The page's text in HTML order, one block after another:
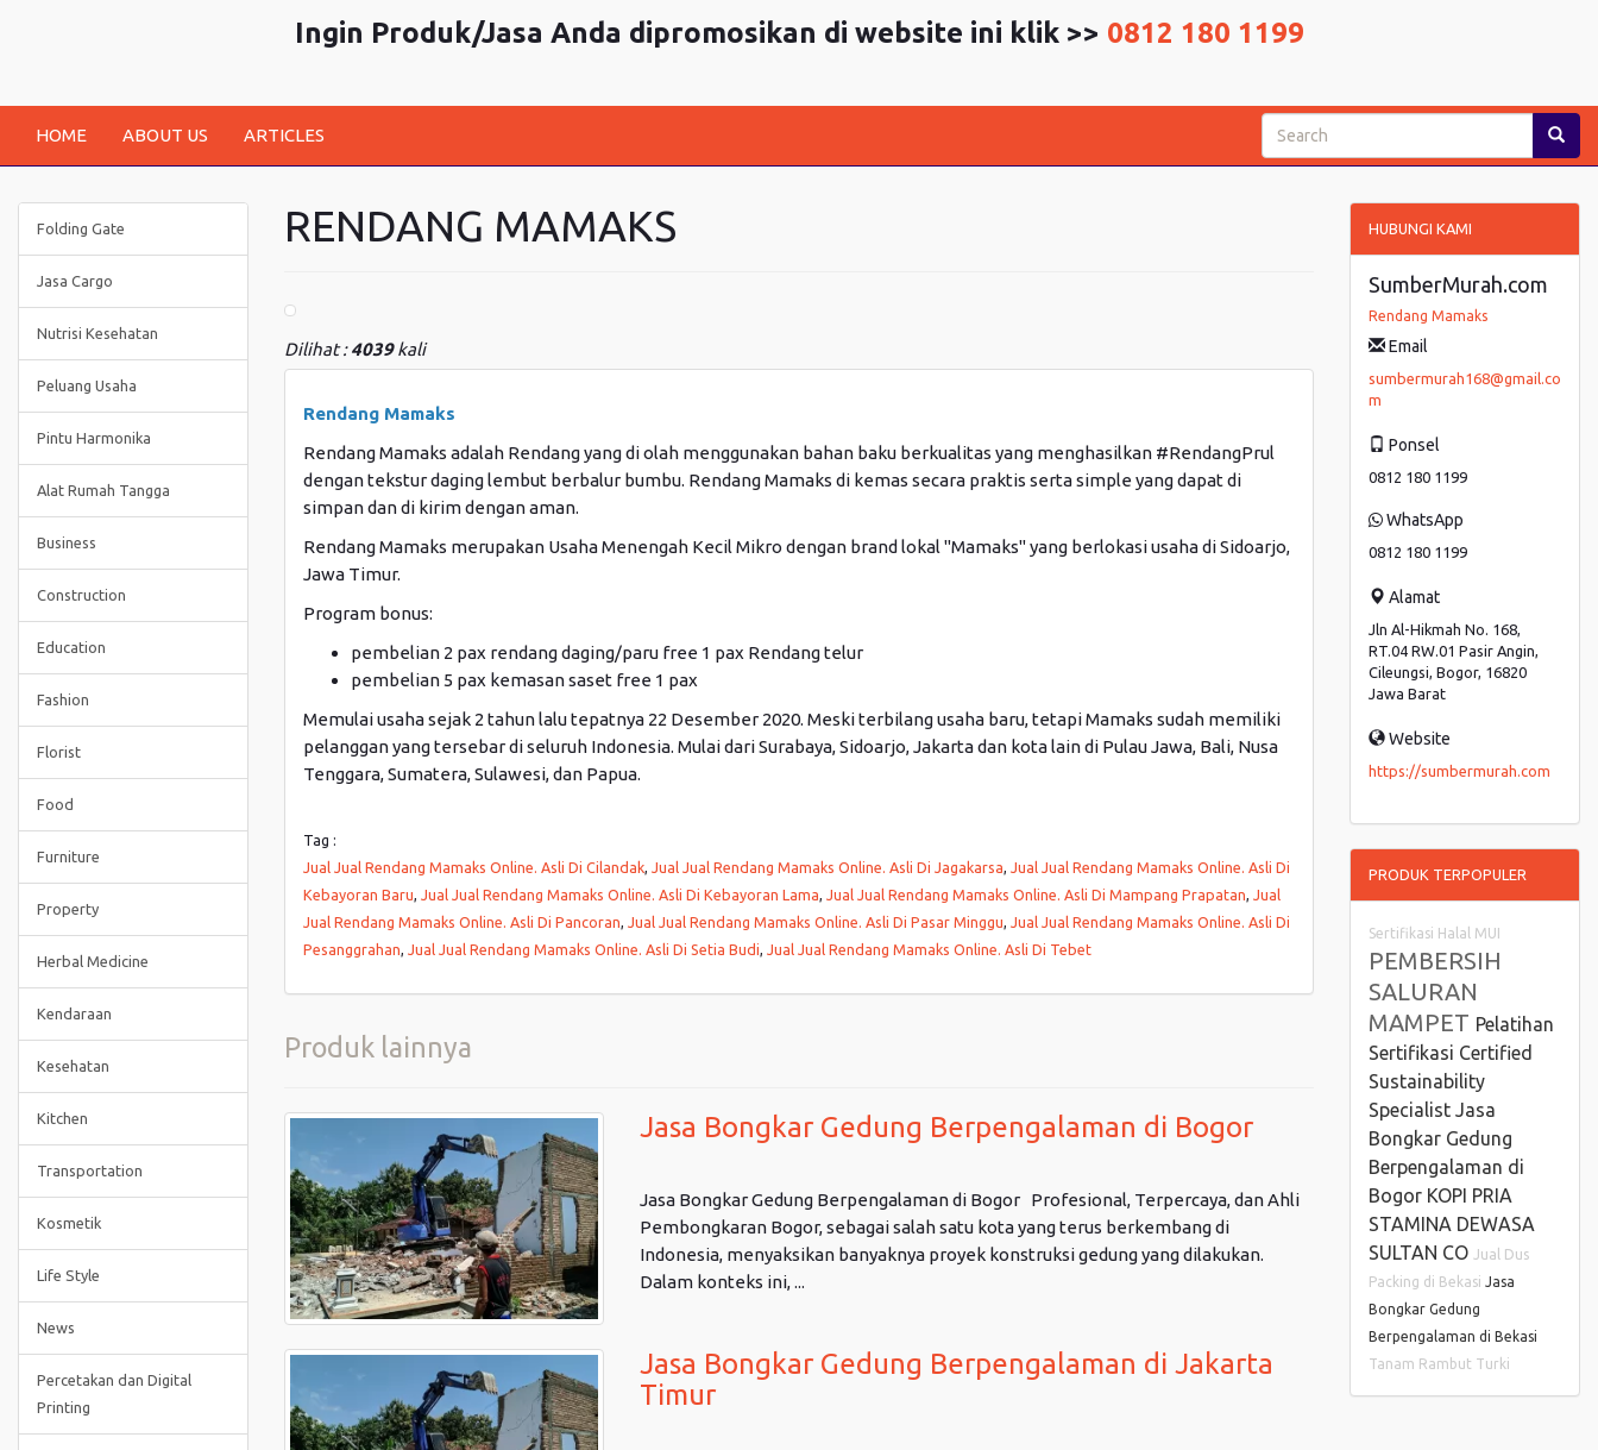
Ingin Produk/Jasa Anda dipromosikan di website ini klik >> 0812 180 1199
HOME ABOUT US ARTICLES
RENDANG MAMAKS
Dilihat :4039kali
Rendang Mamaks
Rendang Mamaks adalah Rendang yang di olah menggunakan bahan baku berkualitas yang menghasilkan #RendangPrul
dengan tekstur daging lembut berbalur bumbu. Rendang Mamaks di kemas secara praktis serta simple yang dapat di
simpan dan di kirim dengan aman.
Rendang Mamaks merupakan Usaha Menengah Kecil Mikro dengan brand lokal "Mamaks" yang berlokasi usaha di Sidoarjo,
Jawa Timur.
Program bonus:
pembelian 2 pax rendang daging/paru free 1 pax Rendang telur
pembelian 5 pax kemasan saset free 1 pax
Memulai usaha sejak 2 tahun lalu tepatnya 22 Desember 2020. Meski terbilang usaha baru, tetapi Mamaks sudah memiliki
pelanggan yang tersebar di seluruh Indonesia. Mulai dari Surabaya, Sidoarjo, Jakarta dan kota lain di Pulau Jawa, Bali, Nusa
Tenggara, Sumatera, Sulawesi, dan Papua.
Tag :
Jual Jual Rendang Mamaks Online. Asli Di Cilandak, Jual Jual Rendang Mamaks Online. Asli Di Jagakarsa, Jual Jual Rendang Mamaks Online. Asli Di
Kebayoran Baru, Jual Jual Rendang Mamaks Online. Asli Di Kebayoran Lama, Jual Jual Rendang Mamaks Online. Asli Di Mampang Prapatan, Jual
Jual Rendang Mamaks Online. Asli Di Pancoran, Jual Jual Rendang Mamaks Online. Asli Di Pasar Minggu, Jual Jual Rendang Mamaks Online. Asli Di
Pesanggrahan, Jual Jual Rendang Mamaks Online. Asli Di Setia Budi, Jual Jual Rendang Mamaks Online. Asli Di Tebet
Produk lainnya
Jasa Bongkar Gedung Berpengalaman di Bogor
Jasa Bongkar Gedung Berpengalaman di Bogor Profesional, Terpercaya, dan Ahli
Pembongkaran Bogor, sebagai salah satu kota yang terus berkembang di
Indonesia, menyaksikan banyaknya proyek konstruksi gedung yang dilakukan.
Dalam konteks ini, ...
Jasa Bongkar Gedung Berpengalaman di Jakarta
Timur
Folding Gate
Jasa Cargo
Nutrisi Kesehatan
Peluang Usaha
Pintu Harmonika
Alat Rumah Tangga
Business
Construction
Education
Fashion
Florist
Food
Furniture
Property
Herbal Medicine
Kendaraan
Kesehatan
Kitchen
Transportation
Kosmetik
Life Style
News
Percetakan dan Digital
Printing
HUBUNGI KAMI
SumberMurah.com
Rendang Mamaks
Email
sumbermurah168@gmail.co
m
Ponsel
0812 180 1199
WhatsApp
0812 180 1199
Alamat
Jln Al-Hikmah No. 168,
RT.04 RW.01 Pasir Angin,
Cileungsi, Bogor, 16820
Jawa Barat
Website
https://sumbermurah.com
PRODUK TERPOPULER
Sertifikasi Halal MUI
PEMBERSIH
SALURAN
MAMPET Pelatihan
Sertifikasi Certified
Sustainability
Specialist Jasa
Bongkar Gedung
Berpengalaman di
Bogor KOPI PRIA
STAMINA DEWASA
SULTAN CO Jual Dus
Packing di Bekasi Jasa
Bongkar Gedung
Berpengalaman di Bekasi
Tanam Rambut Turki